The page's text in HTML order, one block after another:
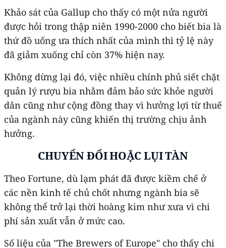
Khảo sát của Gallup cho thấy có một nửa người
được hỏi trong thập niên 1990-2000 cho biết bia là
thứ đồ uống ưa thích nhất của mình thì tỷ lệ này
đã giảm xuống chỉ còn 37% hiện nay.
Không dừng lại đó, việc nhiều chính phủ siết chặt
quản lý rượu bia nhằm đảm bảo sức khỏe người
dân cũng như cộng đồng thay vì hưởng lợi từ thuế
của ngành này cũng khiến thị trường chịu ảnh
hưởng.
CHUYỂN ĐỔI HOẶC LỤI TÀN
Theo Fortune, dù lạm phát đã được kiềm chế ở
các nền kinh tế chủ chốt nhưng ngành bia sẽ
không thể trở lại thời hoàng kim như xưa vì chi
phí sản xuất vẫn ở mức cao.
Số liệu của "The Brewers of Europe" cho thấy chi